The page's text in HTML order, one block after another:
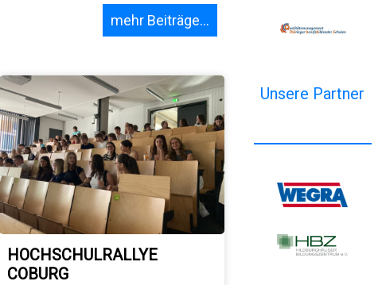
mehr Beiträge...
HOCHSCHULRALLYE
COBURG
Unsere Partner